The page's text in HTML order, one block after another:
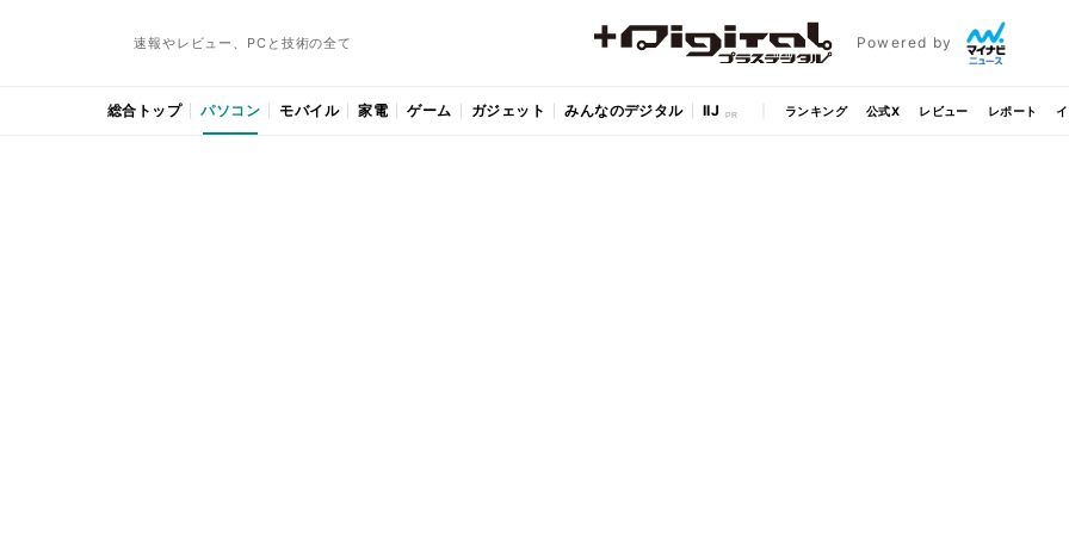
速報やレビュー、PCと技術の全て Powered by
総合トップ パソコン モバイル 家電 ゲーム ガジェット みんなのデジタル IIJ ランキング 公式X レビュー レポート